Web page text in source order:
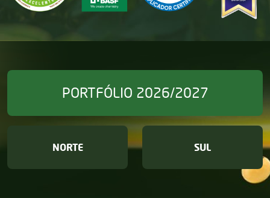
PORTFÓLIO 2026/2027
NORTE SUL